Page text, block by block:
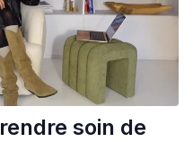
soin de